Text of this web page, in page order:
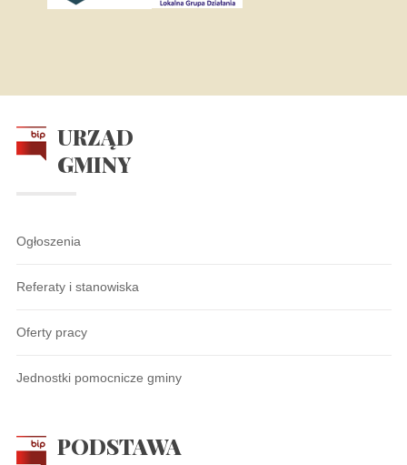
URZĄD
GMINY
Ogłoszenia
Referaty i stanowiska
Oferty pracy
Jednostki pomocnicze gminy
PODSTAWA